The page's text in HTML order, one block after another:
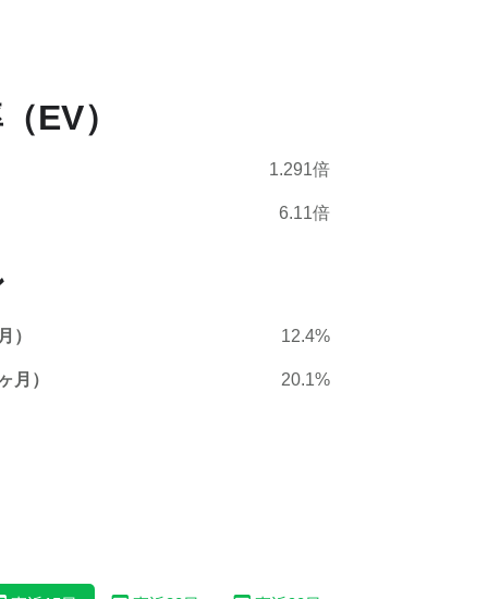
EV）
1.291倍
6.11倍
） 12.4%
月） 20.1%